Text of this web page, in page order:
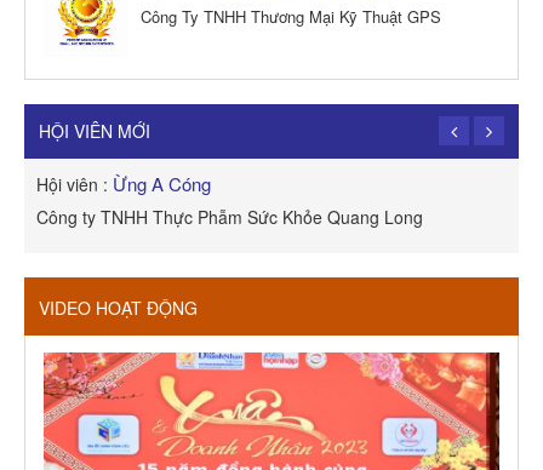
Công Ty TNHH Thương Mại Kỹ Thuật GPS
Công Ty TNHH Dịch vụ Cuộc Sống Hạnh Phúc
HỘI VIÊN MỚI
Hội viên : Ừng A Cóng
Công ty TNHH Thực Phẫm Sức Khỏe Quang Long
VIDEO HOẠT ĐỘNG